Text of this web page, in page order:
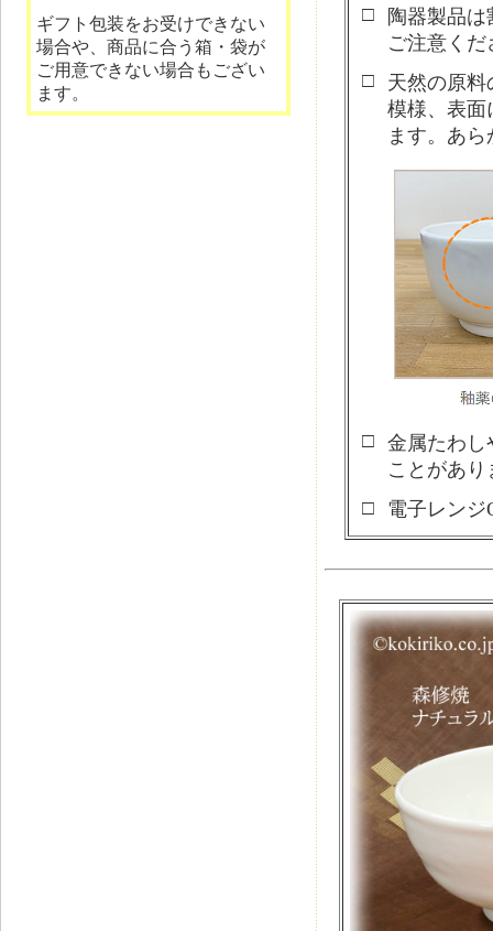
ギフト包装をお受けできない
場合や、商品に合う箱・袋が
ご用意できない場合もござい
ます。
□
陶器製品
ご注意くだ
□
天然の原
模様、表面
ます。あ
□ 金属たわし
ことがあ
□
電子レンジ